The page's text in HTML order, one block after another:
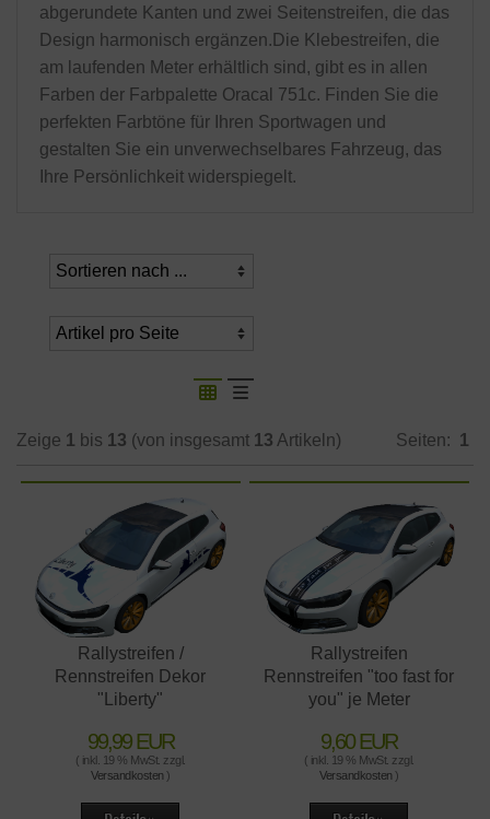
abgerundete Kanten und zwei Seitenstreifen, die das
Design harmonisch ergänzen.Die Klebestreifen, die
am laufenden Meter erhältlich sind, gibt es in allen
Farben der Farbpalette Oracal 751c. Finden Sie die
perfekten Farbtöne für Ihren Sportwagen und
gestalten Sie ein unverwechselbares Fahrzeug, das
Ihre Persönlichkeit widerspiegelt.
Zeige 1 bis 13 (von insgesamt 13 Artikeln) Seiten: 1
Rallystreifen /
Rennstreifen Dekor
"Liberty"
99,99 EUR
( inkl. 19 % MwSt. zzgl.
Versandkosten )
Rallystreifen
Rennstreifen "too fast for
you" je Meter
9,60 EUR
( inkl. 19 % MwSt. zzgl.
Versandkosten )